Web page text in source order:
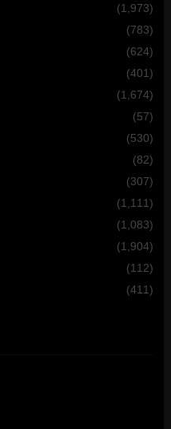
(1,973)
(783)
(624)
(401)
(1,674)
(57)
(530)
(82)
(307)
(1,111)
(1,083)
(1,904)
(112)
(411)